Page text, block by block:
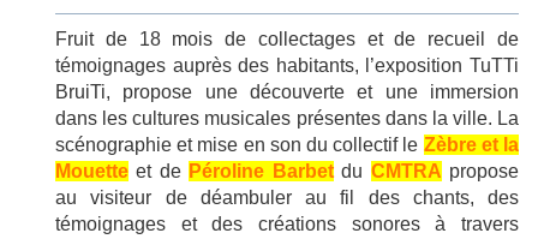
Fruit de 18 mois de collectages et de recueil de
témoignages auprès des habitants, l’exposition TuTTi
BruiTi, propose une découverte et une immersion
dans les cultures musicales présentes dans la ville. La
scénographie et mise en son du collectif le Zèbre et la
Mouette et de Péroline Barbetdu CMTRA propose
au visiteur de déambuler au fil des chants, des
témoignages et des créations sonores à travers